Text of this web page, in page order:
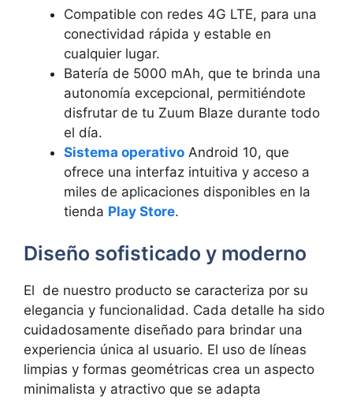
Compatible con redes 4G LTE, para una
conectividad rápida y estable en
cualquier lugar.
Batería de ⁣5000 mAh, que te brinda una
autonomía excepcional, permitiéndote
disfrutar de tu Zuum Blaze durante ⁤todo
el día.
Sistema operativo ​Android 10, que
ofrece una interfaz intuitiva y acceso a
miles de aplicaciones disponibles⁣ en ‍la
tienda Play Store.
Diseño⁤ sofisticado y‌ moderno
El ‌ de nuestro producto se caracteriza por su
elegancia y funcionalidad. Cada detalle ha‍ sido
cuidadosamente diseñado para brindar una⁤
experiencia única al usuario. ‌El uso de líneas
limpias y formas geométricas crea un aspecto
minimalista y atractivo que se ​adapta